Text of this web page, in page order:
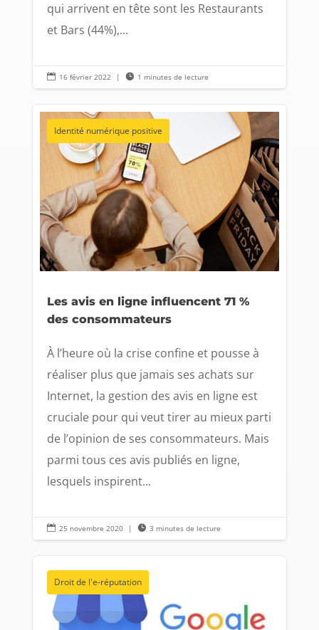
qui arrivent en tête sont les Restaurants
et Bars (44%),...
 16 février 2022 |  1 minutes de lecture
Identité numérique positive
Les avis en ligne influencent 71 %
des consommateurs
À l’heure où la crise confine et pousse à
réaliser plus que jamais ses achats sur
Internet, la gestion des avis en ligne est
cruciale pour qui veut tirer au mieux parti
de l’opinion de ses consommateurs. Mais
parmi tous ces avis publiés en ligne,
lesquels inspirent...
 25 novembre 2020 |  3 minutes de lecture
Droit de l'e-réputation